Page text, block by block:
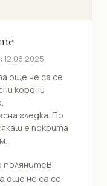
12.08.2025
още не са се
корони
гледка. По
е покрита
полянитеВ
още не са се